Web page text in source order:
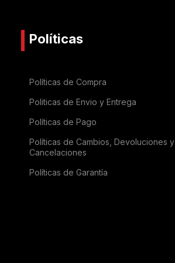
Políticas
Políticas de Compra
Politicas de Envio y Entrega
Políticas de Pago
Políticas de Cambios, Devoluciones y
Cancelaciones
Políticas de Garantía